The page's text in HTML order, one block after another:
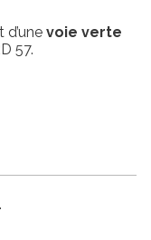
voie verte
57.
.